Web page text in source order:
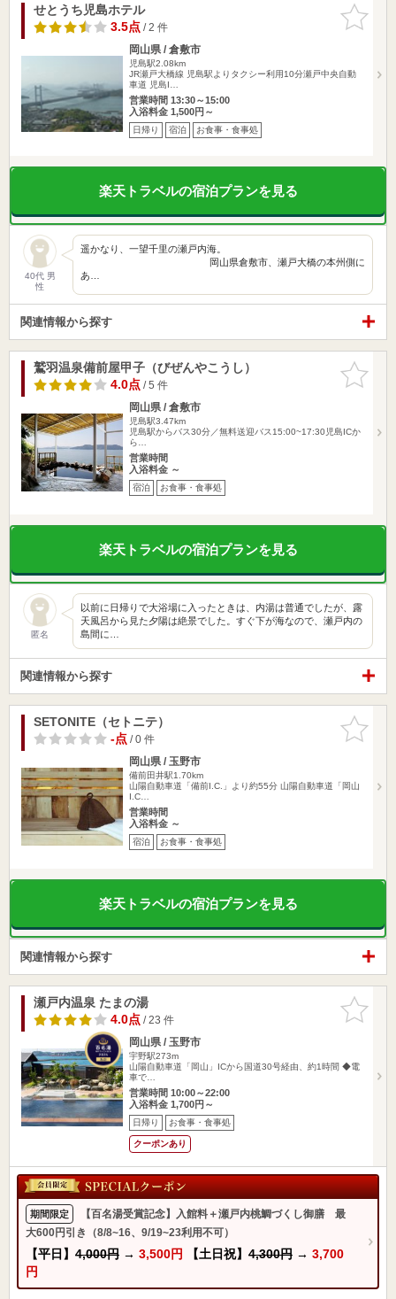
お気に入
りに追加
せとうち児島ホテル
3.5点/ 2 件
岡山県 / 倉敷市
児島駅2.08km
JR瀬戸大橋線 児島駅よりタクシー利用10分瀬戸中央自動
車道 児島I…
営業時間 13:30～15:00
入浴料金 1,500円～
日帰り 宿泊 お食事・食事処
楽天トラベルの宿泊プランを見る
40代 男
性
遥かなり、一望千里の瀬戸内海。
岡山県倉敷市、瀬戸大橋の本州側に
あ…
関連情報から探す
お気に入
りに追加
鷲羽温泉備前屋甲子（びぜんやこうし）
4.0点/ 5 件
岡山県 / 倉敷市
児島駅3.47km
児島駅からバス30分／無料送迎バス15:00~17:30児島ICか
ら…
営業時間
入浴料金 ～
宿泊 お食事・食事処
楽天トラベルの宿泊プランを見る
匿名
以前に日帰りで大浴場に入ったときは、内湯は普通でしたが、露
天風呂から見た夕陽は絶景でした。すぐ下が海なので、瀬戸内の
島間に…
関連情報から探す
お気に入
りに追加
SETONITE（セトニテ）
-点/ 0 件
岡山県 / 玉野市
備前田井駅1.70km
山陽自動車道「備前I.C.」より約55分 山陽自動車道「岡山
I.C…
営業時間
入浴料金 ～
宿泊 お食事・食事処
楽天トラベルの宿泊プランを見る
関連情報から探す
お気に入
りに追加
瀬戸内温泉 たまの湯
4.0点/ 23 件
岡山県 / 玉野市
宇野駅273m
山陽自動車道「岡山」ICから国道30号経由、約1時間 ◆電
車で…
営業時間 10:00～22:00
入浴料金 1,700円～
日帰り お食事・食事処
クーポンあり
期間限定
【百名湯受賞記念】入館料＋瀬戸内桃鯛づくし御膳 最
大600円引き（8/8~16、9/19~23利用不可）
【平日】 4,000円 → 3,500円 【土日祝】 4,300円 → 3,700
円